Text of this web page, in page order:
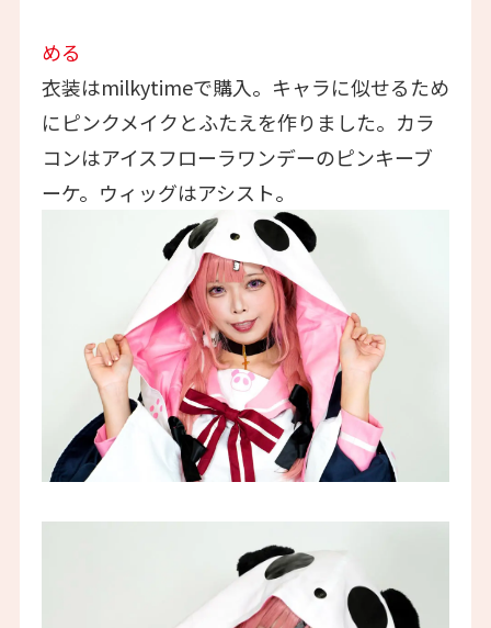
める
衣装はmilkytimeで購入。キャラに似せるため
にピンクメイクとふたえを作りました。カラ
コンはアイスフローラワンデーのピンキーブ
ーケ。ウィッグはアシスト。